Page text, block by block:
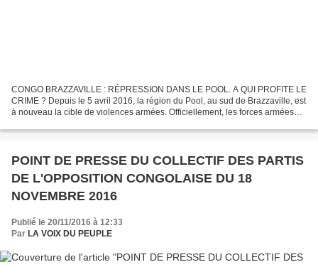
CONGO BRAZZAVILLE : RÉPRESSION DANS LE POOL. A QUI PROFITE LE
CRIME ? Depuis le 5 avril 2016, la région du Pool, au sud de Brazzaville, est
à nouveau la cible de violences armées. Officiellement, les forces armées
POINT DE PRESSE DU COLLECTIF DES PARTIS
DE L'OPPOSITION CONGOLAISE DU 18
NOVEMBRE 2016
Publié le 20/11/2016 à 12:33
Par LA VOIX DU PEUPLE